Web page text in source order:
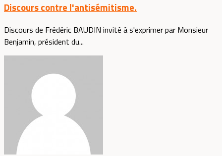
Discours contre l'antisémitisme.
Discours de Frédéric BAUDIN invité à s'exprimer par Monsieur
Benjamin, président du...